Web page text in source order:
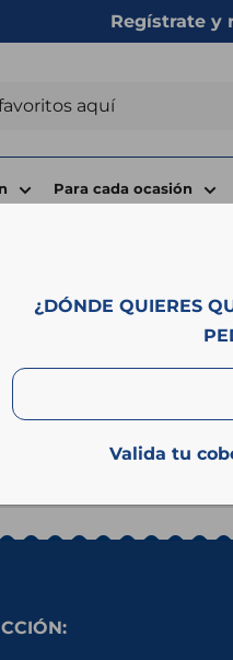
Regístrate y
¿DÓNDE QUIERES
Valida tu
Para cada ocasión
práctico, con hasta